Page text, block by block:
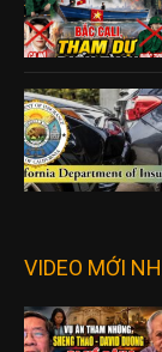
VIDEO MỚI